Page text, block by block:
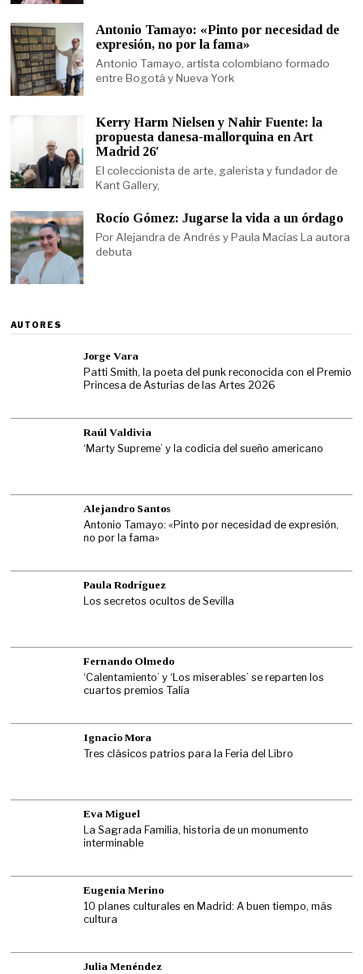
Antonio Tamayo: «Pinto por necesidad de
expresión, no por la fama»
Antonio Tamayo, artista colombiano formado
entre Bogotá y Nueva York
Kerry Harm Nielsen y Nahir Fuente: la
propuesta danesa-mallorquina en Art
Madrid 26′
El coleccionista de arte, galerista y fundador de
Kant Gallery,
Rocío Gómez: Jugarse la vida a un órdago
Por Alejandra de Andrés y Paula Macías La autora
debuta
AUTORES
Jorge Vara
Patti Smith, la poeta del punk reconocida con el Premio
Princesa de Asturias de las Artes 2026
Raúl Valdivia
‘Marty Supreme’ y la codicia del sueño americano
Alejandro Santos
Antonio Tamayo: «Pinto por necesidad de expresión,
no por la fama»
Paula Rodríguez
Los secretos ocultos de Sevilla
Fernando Olmedo
‘Calentamiento’ y ‘Los miserables’ se reparten los
cuartos premios Talía
Ignacio Mora
Tres clásicos patrios para la Feria del Libro
Eva Miguel
La Sagrada Familia, historia de un monumento
interminable
Eugenia Merino
10 planes culturales en Madrid: A buen tiempo, más
cultura
Julia Menéndez